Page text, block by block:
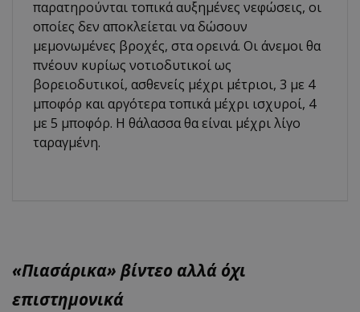
παρατηρούνται τοπικά αυξημένες νεφώσεις, οι
οποίες δεν αποκλείεται να δώσουν
μεμονωμένες βροχές, στα ορεινά. Οι άνεμοι θα
πνέουν κυρίως νοτιοδυτικοί ως
βορειοδυτικοί, ασθενείς μέχρι μέτριοι, 3 με 4
μποφόρ και αργότερα τοπικά μέχρι ισχυροί, 4
με 5 μποφόρ. Η θάλασσα θα είναι μέχρι λίγο
ταραγμένη.
«Πιασάρικα» βίντεο αλλά όχι
επιστημονικά